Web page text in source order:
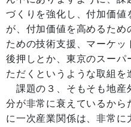
づくりを強化し、付加価値
が、付加価値を高めるため
ための技術支援、マーケ
後押しとか、東京のスーパ
ただくというような取組を
課題の３、そもそも地産
分が非常に衰えているから
に一次産業関係は、非常に